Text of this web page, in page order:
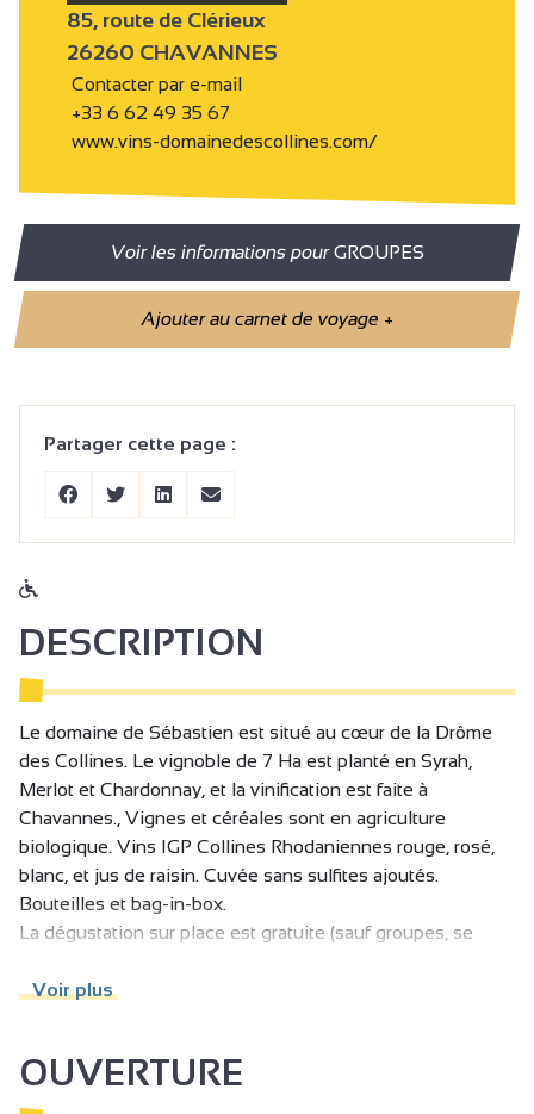
85, route de Clérieux
26260 CHAVANNES
Contacter par e-mail
+33 6 62 49 35 67
www.vins-domainedescollines.com/
Voir les informations pourGROUPES
Ajouter au carnet de voyage+
Partager cette page :
DESCRIPTION
Le domaine de Sébastien est situé au cœur de la Drôme
des Collines. Le vignoble de 7 Ha est planté en Syrah,
Merlot et Chardonnay, et la vinification est faite à
Chavannes., Vignes et céréales sont en agriculture
biologique. Vins IGP Collines Rhodaniennes rouge, rosé,
blanc, et jus de raisin. Cuvée sans sulfites ajoutés.
Bouteilles et bag-in-box.
La dégustation sur place est gratuite (sauf groupes, se
Voir plus
OUVERTURE